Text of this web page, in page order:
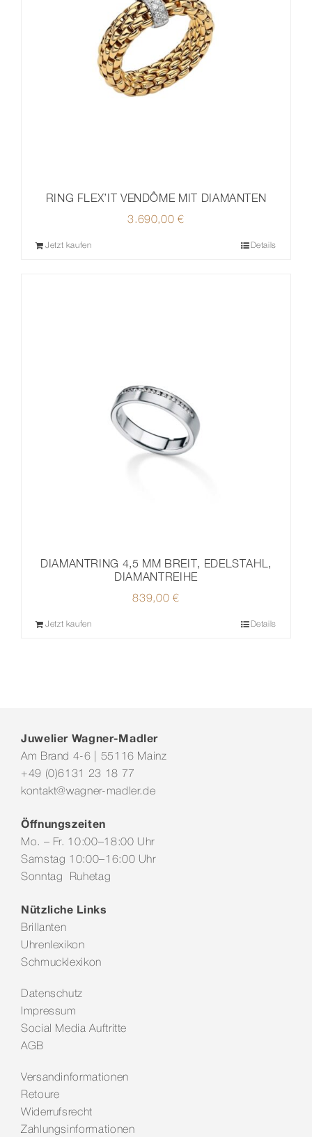
RING FLEX’IT VENDÔME MIT DIAMANTEN
3.690,00€
Jetzt kaufen Details
DIAMANTRING 4,5 MM BREIT, EDELSTAHL,
DIAMANTREIHE
839,00 €
Jetzt kaufen Details
Juwelier Wagner-Madler
Am Brand 4-6 | 55116 Mainz
+49 (0)6131 23 18 77
kontakt@wagner-madler.de
Öffnungszeiten
Mo. – Fr. 10:00–18:00 Uhr
Samstag 10:00–16:00 Uhr
Sonntag Ruhetag
Nützliche Links
Brillanten
Uhrenlexikon
Schmucklexikon
Datenschutz
Impressum
Social Media Auftritte
AGB
Versandinformationen
Retoure
Widerrufsrecht
Zahlungsinformationen